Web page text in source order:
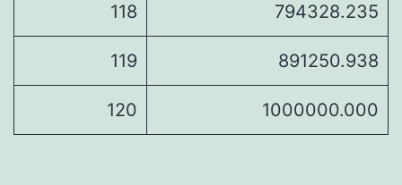
118 794328.235
119 891250.938
120 1000000.000